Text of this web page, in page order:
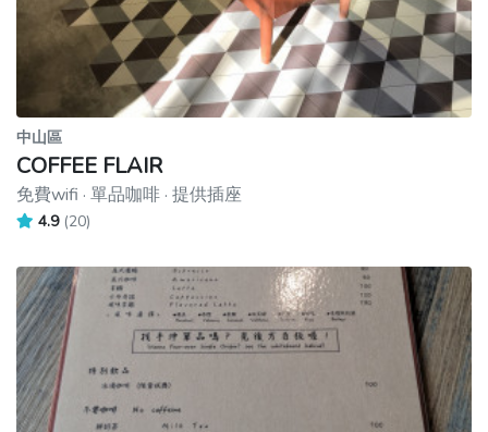
中山區
COFFEE FLAIR
免費wifi · 單品咖啡 · 提供插座
4.9 (20)